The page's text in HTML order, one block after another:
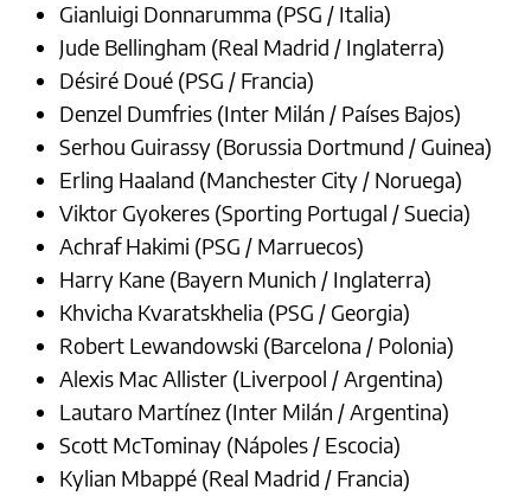
Gianluigi Donnarumma (PSG / Italia)
Jude Bellingham (Real Madrid / Inglaterra)
Désiré Doué (PSG / Francia)
Denzel Dumfries (Inter Milán / Países Bajos)
Serhou Guirassy (Borussia Dortmund / Guinea)
Erling Haaland (Manchester City / Noruega)
Viktor Gyokeres (Sporting Portugal / Suecia)
Achraf Hakimi (PSG / Marruecos)
Harry Kane (Bayern Munich / Inglaterra)
Khvicha Kvaratskhelia (PSG / Georgia)
Robert Lewandowski (Barcelona / Polonia)
Alexis Mac Allister (Liverpool / Argentina)
Lautaro Martínez (Inter Milán / Argentina)
Scott McTominay (Nápoles / Escocia)
Kylian Mbappé (Real Madrid / Francia)